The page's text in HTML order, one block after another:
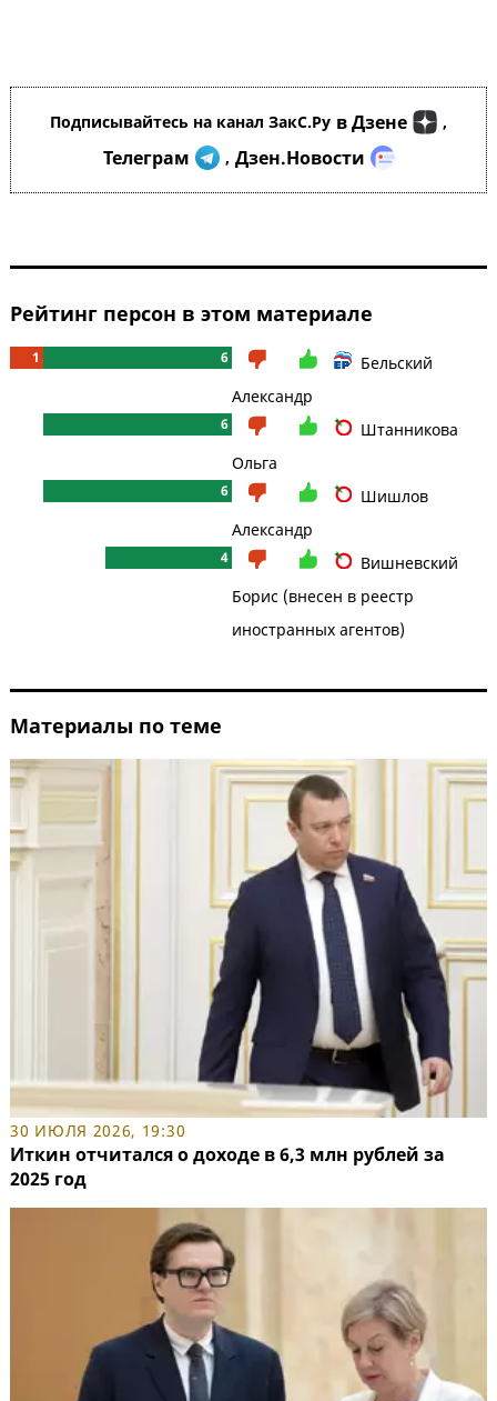
Подписывайтесь на канал ЗакС.Ру в Дзене ,
Телеграм , Дзен.Новости
Рейтинг персон в этом материале
1 6
Бельский
Александр
6
Штанникова
Ольга
6
Шишлов
Александр
4
Вишневский
Борис (внесен в реестр
иностранных агентов)
Материалы по теме
30 ИЮЛЯ 2026, 19:30
Иткин отчитался о доходе в 6,3 млн рублей за
2025 год